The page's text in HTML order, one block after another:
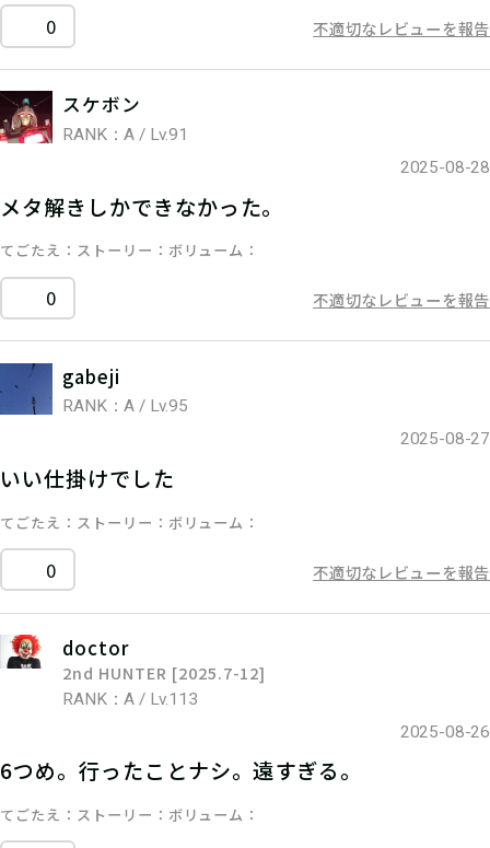
0 不適切なレビューを報告
スケボン
RANK：A / Lv.91
2025-08-28
メタ解きしかできなかった。
てごたえ ストーリー ボリューム
0 不適切なレビューを報告
gabeji
RANK：A / Lv.95
2025-08-27
いい仕掛けでした
てごたえ ストーリー ボリューム
0 不適切なレビューを報告
doctor
2nd HUNTER [2025.7-12]
RANK：A / Lv.113
2025-08-26
6つめ。行ったことナシ。遠すぎる。
てごたえ ストーリー ボリューム